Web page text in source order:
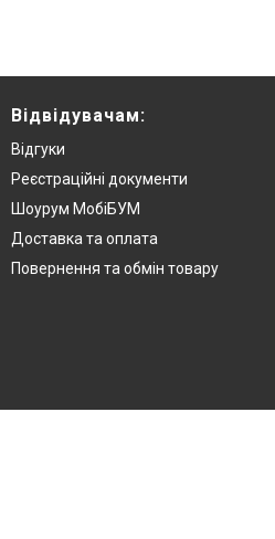
Відвідувачам:
Відгуки
Реєстраційні документи
Шоурум МобіБУМ
Доставка та оплата
Повернення та обмін товару